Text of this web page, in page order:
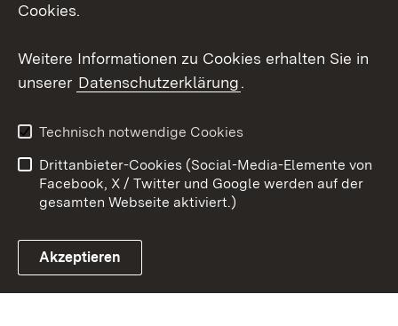
Link zum Landesportal
Datenschutz
Barrierefreiheit
Impressum
Cookies
Cookies.
Weitere Informationen zu Cookies erhalten Sie in
unserer Datenschutzerklärung.
Technisch notwendige Cookies
Drittanbieter-Cookies (Social-Media-Elemente von
Facebook, X / Twitter und Google werden auf der
gesamten Webseite aktiviert.)
Akzeptieren